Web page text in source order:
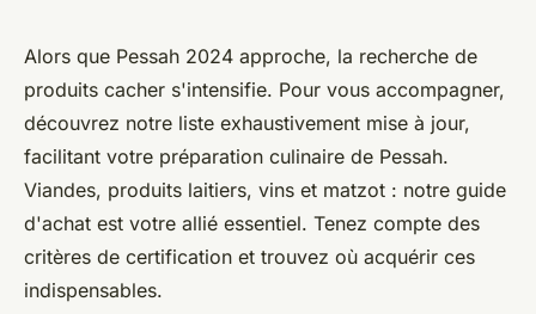
Liste des produits casher pour
pessah 2024 disponible
Elise•11 avril 2024•2 min de lecture
Alors que Pessah 2024 approche, la recherche de
produits cacher s'intensifie. Pour vous accompagner,
découvrez notre liste exhaustivement mise à jour,
facilitant votre préparation culinaire de Pessah.
Viandes, produits laitiers, vins et matzot : notre guide
d'achat est votre allié essentiel. Tenez compte des
critères de certification et trouvez où acquérir ces
indispensables.